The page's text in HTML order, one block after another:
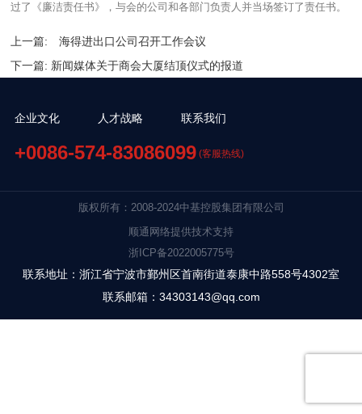
过了《廉洁责任书》，与会的公司和各部门负责人并当场签订了责任书。
上一篇:
海得进出口公司召开工作会议
下一篇: 新闻媒体关于商会大厦结顶仪式的报道
企业文化 人才战略 联系我们
+0086-574-83086099 (客服热线)
版权所有：2008-2024中基控股集团有限公司
顺通网络提供技术支持
浙ICP备2022005775号
联系地址：浙江省宁波市鄞州区首南街道泰康中路558号4302室
联系邮箱：34303143@qq.com